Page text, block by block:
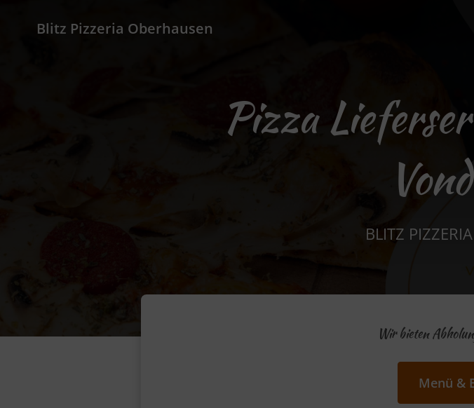
Blitz Pizzeria Oberhausen
Pizza
BLITZ
Wir bieten
Menü &